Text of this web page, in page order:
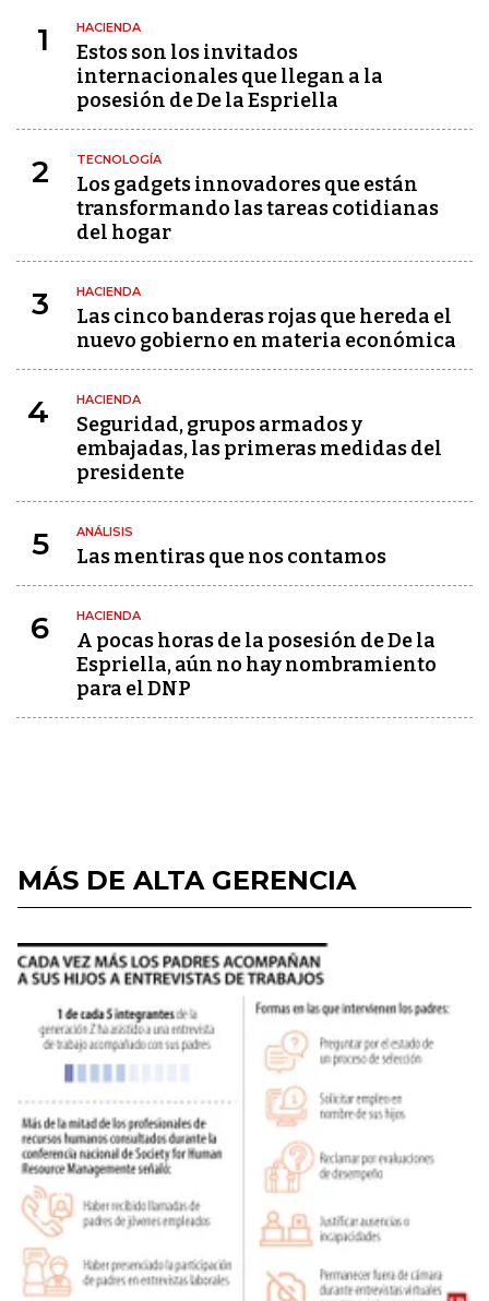
1 HACIENDA
Estos son los invitados
internacionales que llegan a la
posesión de De la Espriella
2 TECNOLOGÍA
Los gadgets innovadores que están
transformando las tareas cotidianas
del hogar
3 HACIENDA
Las cinco banderas rojas que hereda el
nuevo gobierno en materia económica
4 HACIENDA
Seguridad, grupos armados y
embajadas, las primeras medidas del
presidente
5 ANÁLISIS
Las mentiras que nos contamos
6 HACIENDA
A pocas horas de la posesión de De la
Espriella, aún no hay nombramiento
para el DNP
MÁS DE ALTA GERENCIA